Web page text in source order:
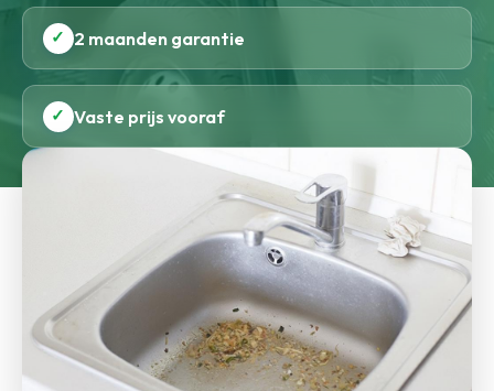
✓ 2 maanden garantie
✓ Vaste prijs vooraf